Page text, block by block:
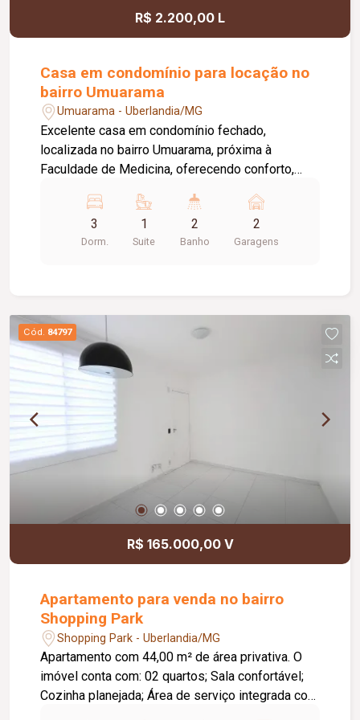
R$ 2.200,00 L
Casa em condomínio para locação no
bairro Umuarama
Umuarama - Uberlandia/MG
Excelente casa em condomínio fechado,
localizada no bairro Umuarama, próxima à
Faculdade de Medicina, oferecendo conforto,
portão e porteiro eletrônicos, câmeras de
segurança e sistema de monitoramento,
proporcionando mais tranquilidade aos
quartos, sendo 02 com armários embutidos e 01
suíte com claraboia. Os banheiros social e da
suíte possuem box em blindex, armários,
espelhos e chuveiros. A cozinha é planejada com
armários, a área de serviço é separada, coberta e
conta com armário, oferecendo maior praticidade.
A casa possui ainda uma agradável varanda
gourmet com churrasqueira e entrada
independente pela garagem. A sala e os quartos
são equipados com ventiladores de teto, e todos
os ambientes possuem piso em cerâmica. Com
área útil aproximada de 107 m², este imóvel é
uma excelente opção para quem busca conforto,
3
Dorm.
1
Suite
2
Banho
2
Garagens
Cód. 84797
R$ 165.000,00 V
Apartamento para venda no bairro
Shopping Park
Shopping Park - Uberlandia/MG
Apartamento com 44,00 m² de área privativa. O
imóvel conta com: 02 quartos; Sala confortável;
Cozinha planejada; Área de serviço integrada com